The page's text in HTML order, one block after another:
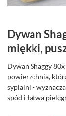
Dywan
miękki,
Dywan Shaggy
powierzchnia,
sypialni -
spód i łatwa